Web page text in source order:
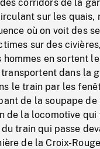
corridors de la
sur les quais,
où on voit des
sur des
hommes en sortent
dans la
le train par les
de la soupape de
de la locomotive
du train qui passe
de la Croix-